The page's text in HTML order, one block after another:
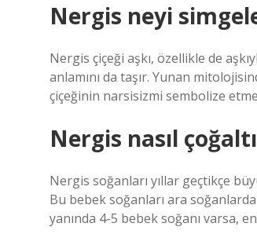
Nergis neyi
Nergis çiçeği aşkı, özellikle de
anlamını da taşır. Yunan
çiçeğinin narsisizmi sembolize
Nergis nasıl
Nergis soğanları yıllar geçtikçe
Bu bebek soğanları ara
yanında 4-5 bebek soğanı varsa,